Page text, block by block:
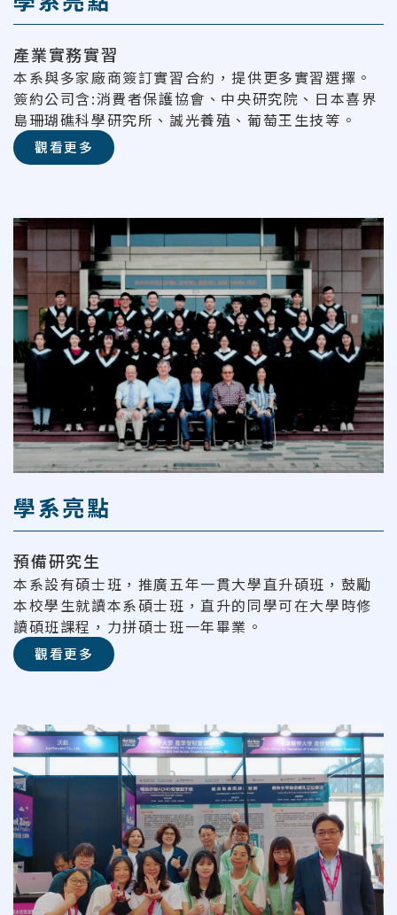
產業實務實習
本系與多家廠商簽訂實習合約，提供更多實習選擇。
簽約公司含:消費者保護協會、中央研究院、日本喜界
島珊瑚礁科學研究所、誠光養殖、葡萄王生技等。
觀看更多
學系亮點
預備研究生
本系設有碩士班，推廣五年一貫大學直升碩班，鼓勵
本校學生就讀本系碩士班，直升的同學可在大學時修
讀碩班課程，力拼碩士班一年畢業。
觀看更多